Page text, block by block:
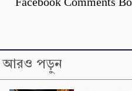
আরও পড়ুন